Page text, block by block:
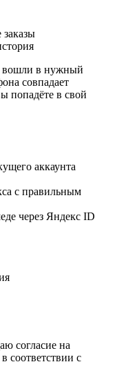
вошли в нужный
совпадает
попадёте в свой
аккаунта
с правильным
через Яндекс ID
согласие на
соответствии с